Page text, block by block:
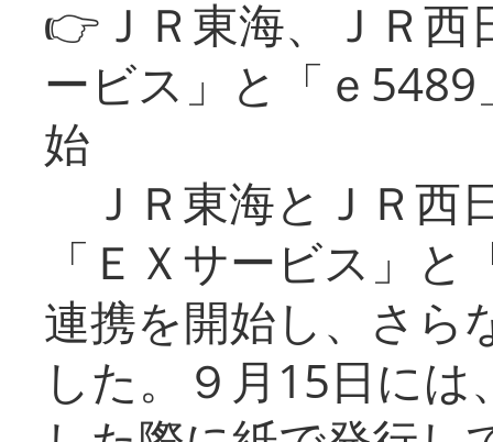
👉ＪＲ東海、ＪＲ
ービス」と「ｅ
始
ＪＲ東海とＪＲ西
「ＥＸサービス」
連携を開始し、さら
した。９月15日に